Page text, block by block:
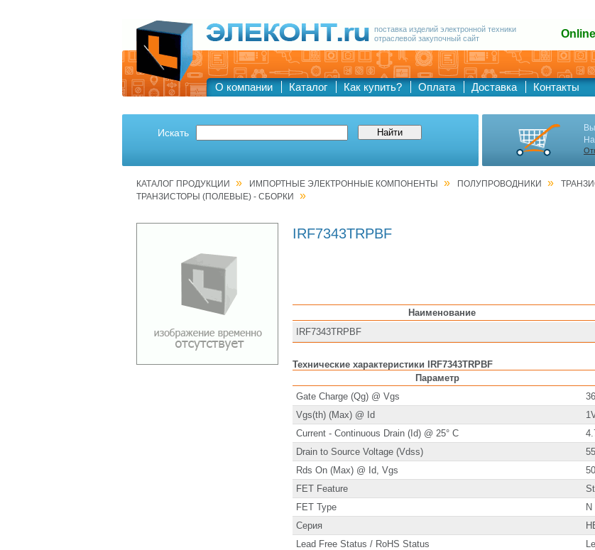
поставка изделий электронной техники
отраслевой закупочный сайт
Online
О компании Каталог Как купить? Оплата Доставка Контакты
Искать
КАТАЛОГ ПРОДУКЦИИ » ИМПОРТНЫЕ ЭЛЕКТРОННЫЕ КОМПОНЕНТЫ » ПОЛУПРОВОДНИКИ »
ТРАНЗИСТОРЫ (ПОЛЕВЫЕ) - СБОРКИ »
IRF7343TRPBF
Наименование
IRF7343TRPBF
Технические характеристики IRF7343TRPBF
Параметр
Gate Charge (Qg) @ Vgs
Vgs(th) (Max) @ Id
Current - Continuous Drain (Id) @ 25° C
Drain to Source Voltage (Vdss)
Rds On (Max) @ Id, Vgs
FET Feature
FET Type
N
Серия
Lead Free Status / RoHS Status